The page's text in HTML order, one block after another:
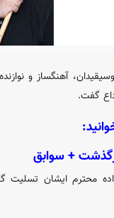
+ سوابق
محترم ایشان تسلیت